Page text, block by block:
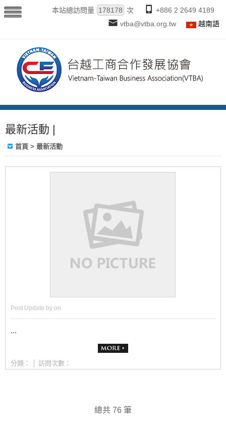
本站總訪問量 178178 次
+886 2 2649 4189
vtba@vtba.org.tw
越南語
最新活動 |
首頁 > 最新活動
Post Update by on
...
分類： │ 訪問次數：
總共 76 筆